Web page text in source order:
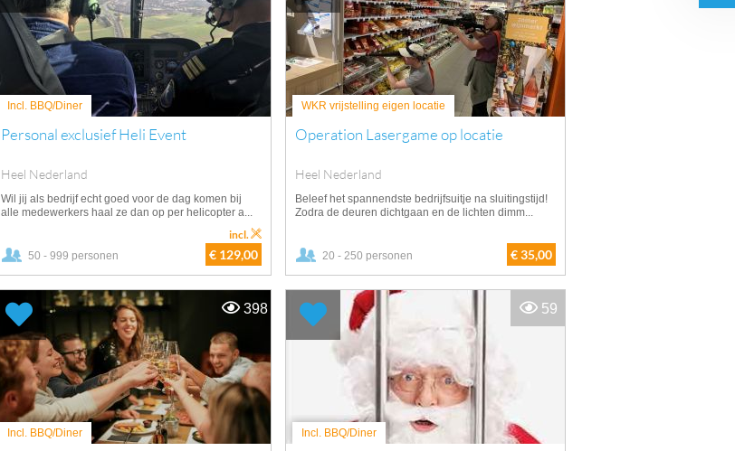
Incl. BBQ/Diner
Personal exclusief Heli Event
Heel Nederland
Wil jij als bedrijf echt goed voor de dag komen bij
alle medewerkers haal ze dan op per helicopter a...
50 - 999 personen € 129,00
incl.
WKR vrijstelling eigen locatie
Operation Lasergame op locatie
Heel Nederland
Beleef het spannendste bedrijfsuitje na sluitingstijd!
Zodra de deuren dichtgaan en de lichten dimm...
20 - 250 personen € 35,00
Incl. BBQ/Diner
398
Incl. BBQ/Diner
59